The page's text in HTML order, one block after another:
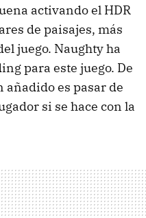
activando el HDR
de paisajes, más
juego. Naughty ha
para este juego. De
añadido es pasar de
si se hace con la